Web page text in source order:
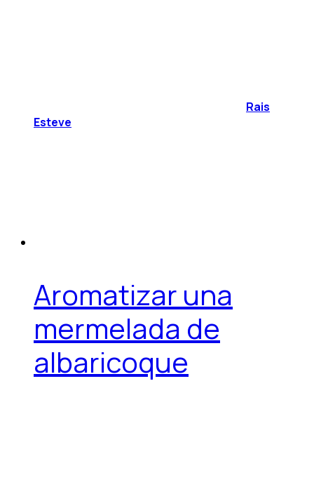
Rais
Esteve
Aromatizar una
mermelada de
albaricoque